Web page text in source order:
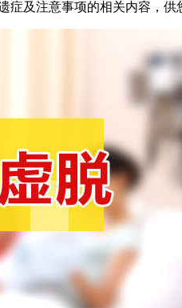
及注意事项的相关内容，供